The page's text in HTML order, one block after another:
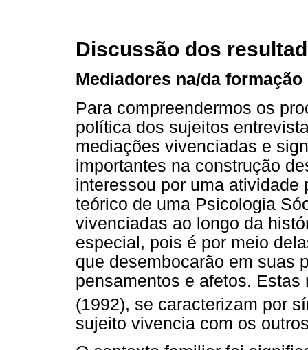
Discussão dos
Mediadores na/da
Para compreendermos os
política dos sujeitos
mediações vivenciadas e
importantes na construção
interessou por uma atividade
teórico de uma Psicologia
vivenciadas ao longo da
especial, pois é por meio
que desembocarão em suas
pensamentos e afetos.
(1992), se caracterizam por
sujeito vivencia com os